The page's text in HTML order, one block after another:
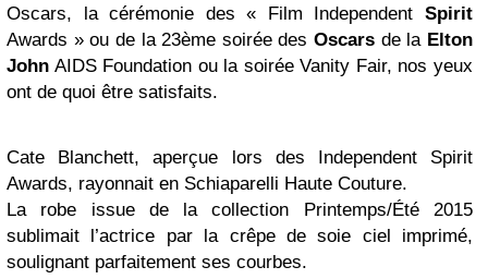
Oscars, la cérémonie des « Film Independent Spirit
Awards » ou de la 23ème soirée desOscars de la Elton
John AIDS Foundation ou la soirée Vanity Fair, nos yeux
ont de quoi être satisfaits.
Cate Blanchett, aperçue lors des Independent Spirit
Awards, rayonnait en Schiaparelli Haute Couture.
La robe issue de la collection Printemps/Été 2015
sublimait l’actrice par la crêpe de soie ciel imprimé,
soulignant parfaitement ses courbes.